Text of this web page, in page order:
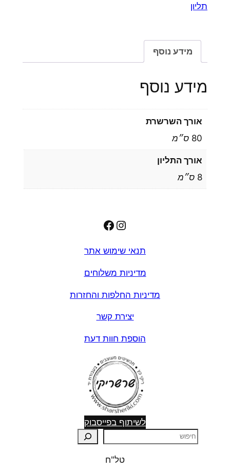
תליון
מידע נוסף
מידע נוסף
אורך השרשרת
80 ס״מ
אורך התליון
8 ס״מ
Instagram
Facebook
תנאי שימוש אתר
מדיניות משלוחים
מדיניות החלפות והחזרות
יצירת קשר
הוספת חוות דעת
לשיתוף בפייסבוק
טל"ח